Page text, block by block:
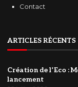
Contact
ARTICLES RÉCENTS
Création de l’Eco :
lancement